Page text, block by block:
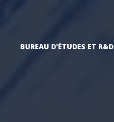
BUREAU D'ÉTUDES ET R&D